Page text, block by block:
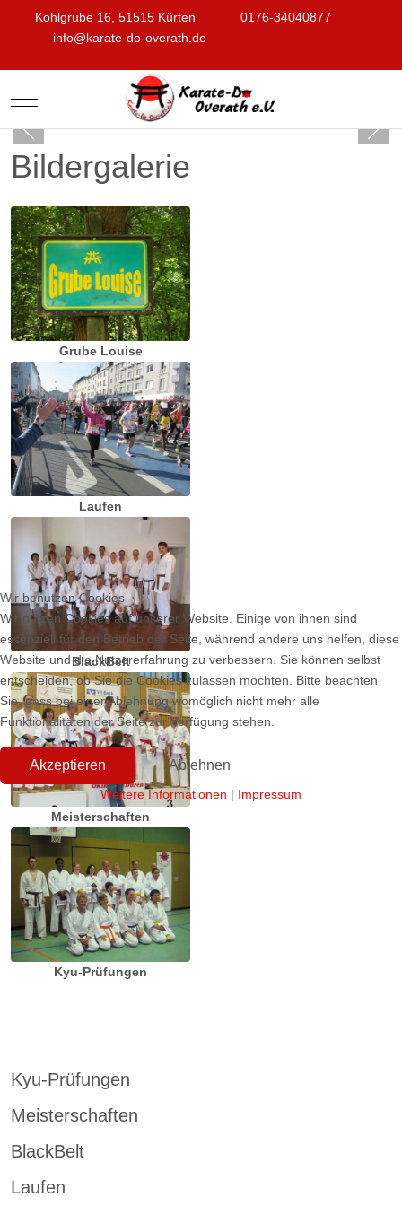
Kohlgrube 16, 51515 Kürten
0176-34040877
info@karate-do-overath.de
Mobile Menu Toggle
Bildergalerie
Grube Louise
Laufen
BlackBelt
Meisterschaften
Kyu-Prüfungen
Kyu-Prüfungen
Meisterschaften
BlackBelt
Laufen
Wir benutzen Cookies
Wir nutzen Cookies auf unserer Website. Einige von ihnen sind
essenziell für den Betrieb der Seite, während andere uns helfen, diese
Website und die Nutzererfahrung zu verbessern. Sie können selbst
entscheiden, ob Sie die Cookies zulassen möchten. Bitte beachten
Sie, dass bei einer Ablehnung womöglich nicht mehr alle
Funktionalitäten der Seite zur Verfügung stehen.
Akzeptieren Ablehnen
Weitere Informationen | Impressum